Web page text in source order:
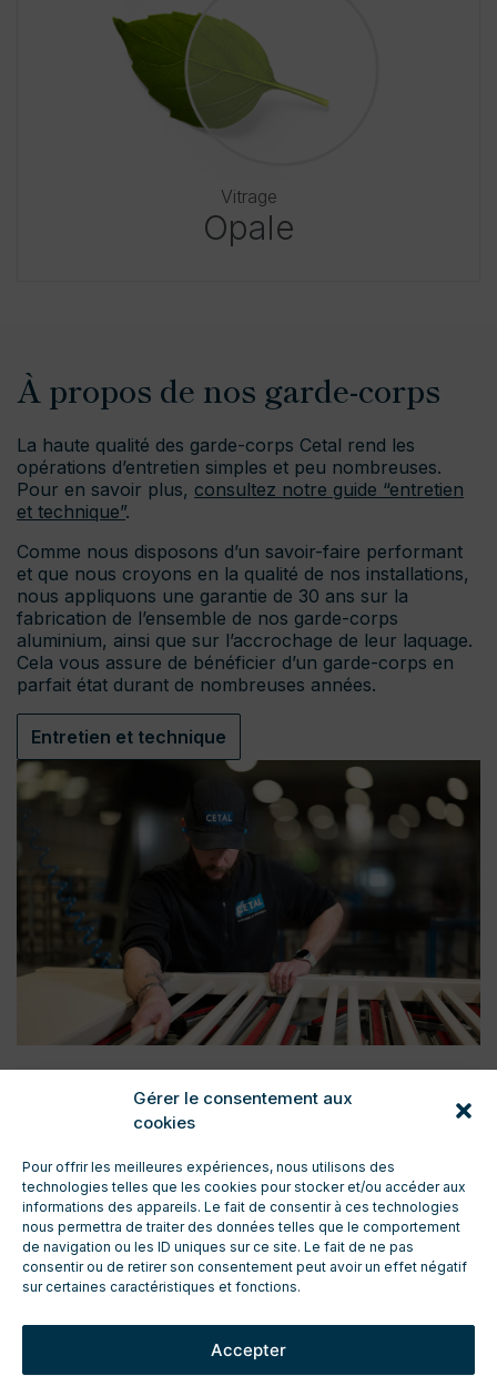
Gérer le consentement aux
cookies
Pour offrir les meilleures expériences, nous utilisons des
technologies telles que les cookies pour stocker et/ou accéder aux
informations des appareils. Le fait de consentir à ces technologies
nous permettra de traiter des données telles que le comportement
de navigation ou les ID uniques sur ce site. Le fait de ne pas
consentir ou de retirer son consentement peut avoir un effet négatif
sur certaines caractéristiques et fonctions.
Accepter
Vitrage
Opale
À propos de nos garde-corps
La haute qualité des garde-corps Cetal rend les
opérations d’entretien simples et peu nombreuses.
Pour en savoir plus, consultez notre guide “entretien
et technique”.
Comme nous disposons d’un savoir-faire performant
et que nous croyons en la qualité de nos installations,
nous appliquons une garantie de 30 ans sur la
fabrication de l’ensemble de nos garde-corps
aluminium, ainsi que sur l’accrochage de leur laquage.
Cela vous assure de bénéficier d’un garde-corps en
parfait état durant de nombreuses années.
Entretien et technique
CONTACT
ENTRETIEN ET TECHNIQUE
ESPACE PRO
DEMANDE DE DEVIS